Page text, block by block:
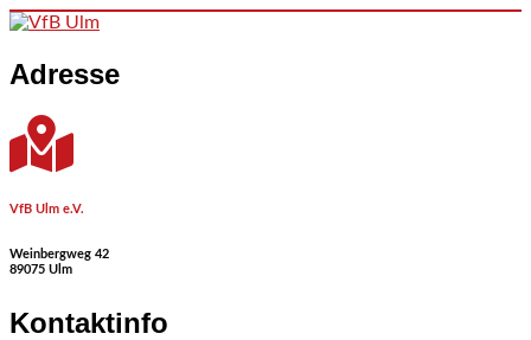
Skip to content
Adresse
VfB Ulm e.V.
Weinbergweg 42
89075 Ulm
Kontaktinfo